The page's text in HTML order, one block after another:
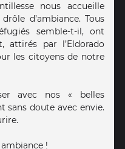
nous accueille
d’ambiance. Tous
semble-t-il, ont
par l’Eldorado
les citoyens de notre
avec nos « belles
sans doute avec envie.
!